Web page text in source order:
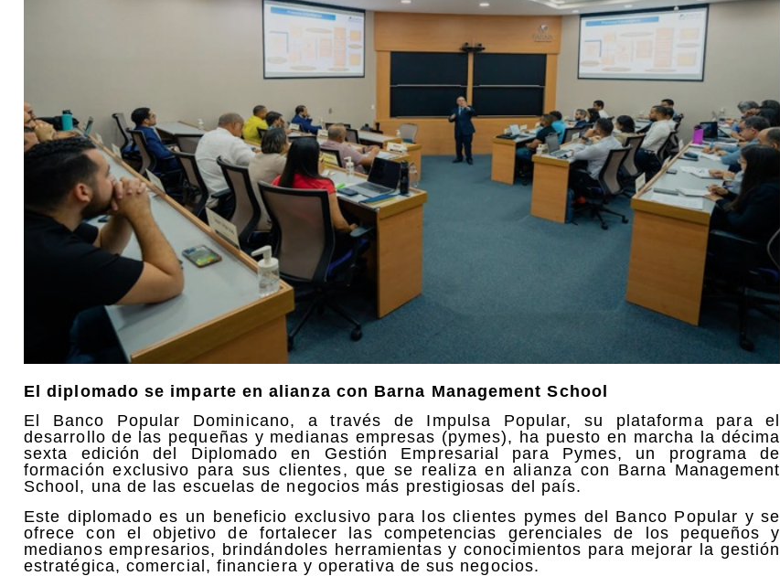
El diplomado se imparte en alianza con Barna Management School
El Banco Popular Dominicano, a través de Impulsa Popular, su plataforma para el
desarrollo de las pequeñas y medianas empresas (pymes), ha puesto en marcha la décima
sexta edición del Diplomado en Gestión Empresarial para Pymes, un programa de
formación exclusivo para sus clientes, que se realiza en alianza con Barna Management
School, una de las escuelas de negocios más prestigiosas del país.
Este diplomado es un beneficio exclusivo para los clientes pymes del Banco Popular y se
ofrece con el objetivo de fortalecer las competencias gerenciales de los pequeños y
medianos empresarios, brindándoles herramientas y conocimientos para mejorar la gestión
estratégica, comercial, financiera y operativa de sus negocios.